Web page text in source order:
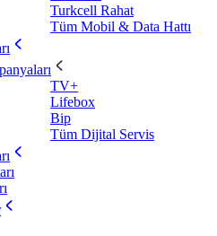
Turkcell Rahat
Tüm Mobil & Data Hattı
TV+
Lifebox
Bip
Tüm Dijital Servis